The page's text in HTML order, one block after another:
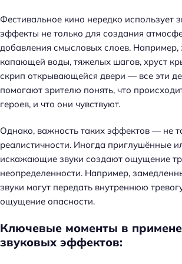
Фестивальное кино нередко использует
эффекты не только для создания
добавления смысловых слоев. Например,
капающей воды, тяжелых шагов, хруст
скрип открывающейся двери — все эти
помогают зрителю понять, что
героев, и что они чувствуют.
Однако, важность таких эффектов — не
реалистичности. Иногда приглушённые
искажающие звуки создают ощущение
неопределенности. Например,
звуки могут передать внутреннюю
ощущение опасности.
Ключевые моменты в
звуковых эффектов: